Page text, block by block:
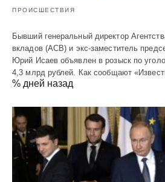
ПРОИСШЕСТВИЯ
Бывший генеральный директор
вкладов (АСВ) и экс-заместитель
Юрий Исаев объявлен в розыск по
4,3 млрд рублей. Как сообщают
% дней назад